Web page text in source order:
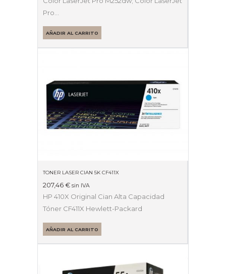
Pro…
AÑADIR AL CARRITO
TONER LASER CIAN 5K CF411X
207,46 € sin IVA
HP 410X Original Cian Alta Capacidad
Tóner CF411X Hewlett-Packard
AÑADIR AL CARRITO